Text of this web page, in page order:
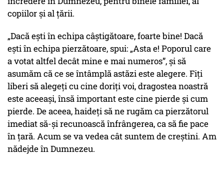
copiilor și al țării.
„Dacă ești în echipa câștigătoare, foarte bine! Dacă
ești în echipa pierzătoare, spui: „Asta e! Poporul care
a votat altfel decât mine e mai numeros”, și să
asumăm că ce se întâmplă astăzi este alegere. Fiți
liberi să alegeți cu cine doriți voi, dragostea noastră
este aceeași, însă important este cine pierde și cum
pierde. De aceea, haideți să ne rugăm ca pierzătorul
imediat să-și recunoască înfrângerea, ca să fie pace
în țară. Acum se va vedea cât suntem de creștini. Am
nădejde în Dumnezeu.